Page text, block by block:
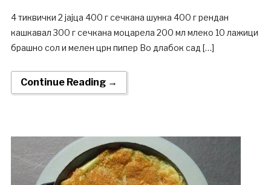
4 тиквички 2 јајца 400 г сечкана шунка 400 г рендан
кашкавал 300 г сечкана моцарела 200 мл млеко 10 лажици
брашно сол и мелен црн пипер Во длабок сад […]
Continue Reading →